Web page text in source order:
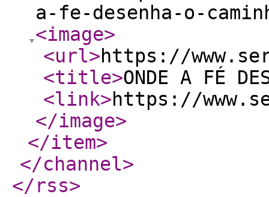
a-fe-desenha-o-
<image>
<url>https://
<title>ONDE A FÉ
<link>https://
</image>
</item>
</channel>
</rss>